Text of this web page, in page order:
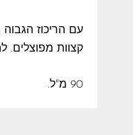
עם הריכוז
קצוות מפוצלים.
90 מ"ל.